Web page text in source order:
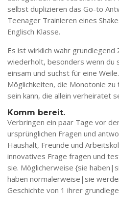
selbst duplizieren das Go-to
Teenager Trainieren eines
Englisch Klasse.
Es ist wirklich wahr grundlegend
wiederholt, besonders wenn du
einsam und suchst für eine
Möglichkeiten, die Monotonie zu
sein kann, die allein verheiratet
Komm bereit.
Verbringen ein paar Tage vor
ursprünglichen Fragen und
Haushalt, Freunde und
innovatives Frage fragen und
sie. Möglicherweise {sie
haben normalerweise|sie
Geschichte von 1 ihrer